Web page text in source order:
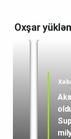
Oxşar